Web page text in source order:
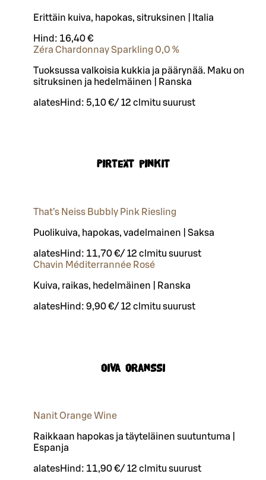
Erittäin kuiva, hapokas, sitruksinen | Italia
Hind: 16,40 €
Zéra Chardonnay Sparkling 0,0 %
Tuoksussa valkoisia kukkia ja päärynää. Maku on
sitruksinen ja hedelmäinen | Ranska
alatesHind: 5,10 €/ 12 cl mitu suurust
Pirteät pinkit
That’s Neiss Bubbly Pink Riesling
Puolikuiva, hapokas, vadelmainen | Saksa
alatesHind: 11,70 €/ 12 cl mitu suurust
Chavin Méditerrannée Rosé
Kuiva, raikas, hedelmäinen | Ranska
alatesHind: 9,90 €/ 12 cl mitu suurust
Oiva oranssi
Nanit Orange Wine
Raikkaan hapokas ja täyteläinen suutuntuma |
Espanja
alatesHind: 11,90 €/ 12 cl mitu suurust